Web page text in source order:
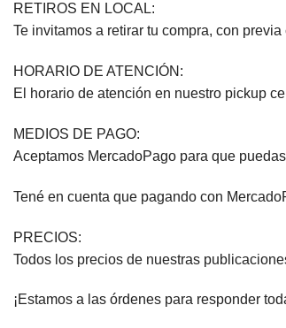
RETIROS EN LOCAL:
Te invitamos a retirar tu compra, con
HORARIO DE ATENCIÓN:
El horario de atención en nuestro pickup
MEDIOS DE PAGO:
Aceptamos MercadoPago para que
Tené en cuenta que pagando con
PRECIOS:
Todos los precios de nuestras
¡Estamos a las órdenes para responder